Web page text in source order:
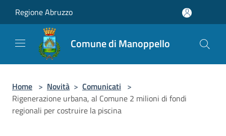
Regione Abruzzo
Comune di Manoppello
Home > Novità > Comunicati >
Rigenerazione urbana, al Comune 2 milioni di fondi
regionali per costruire la piscina